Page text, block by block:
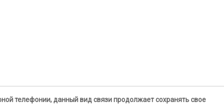
телефонии, данный вид связи продолжает сохранять свое